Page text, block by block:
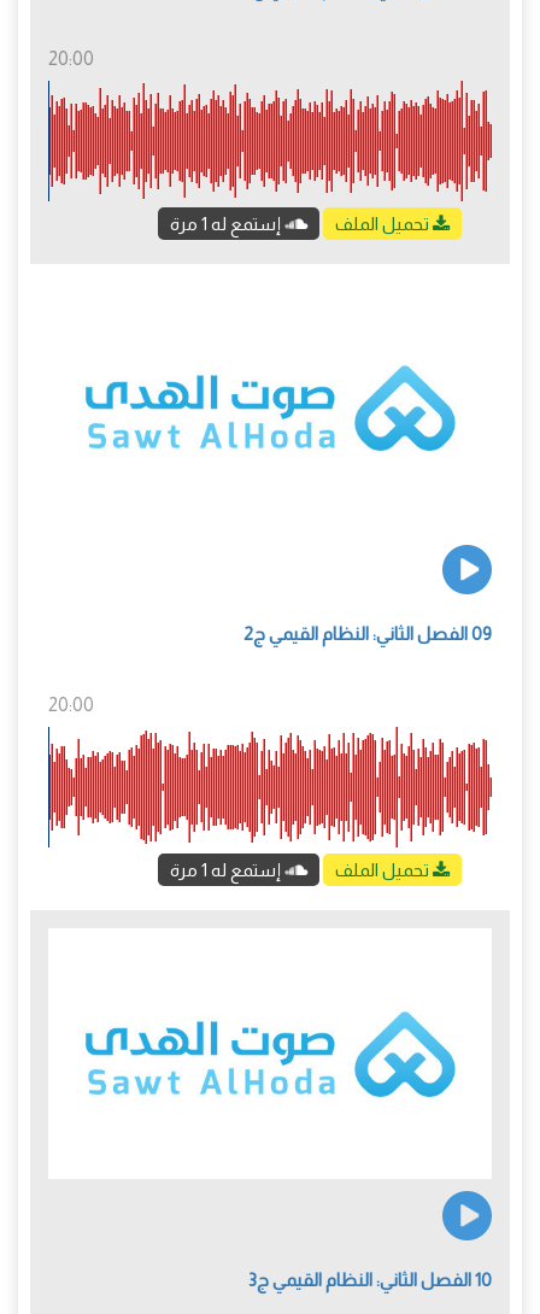
20:00
تحميل الملف إستمع له 1 مرة
09 الفصل الثاني: النظام القيمي ج2
20:00
تحميل الملف إستمع له 1 مرة
10 الفصل الثاني: النظام القيمي ج3